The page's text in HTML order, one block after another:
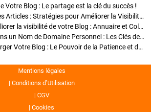
Votre Blog : Le partage est la clé du succès !
Optimisation SEO des Articles : Stratégies pour Améliorer la Visibilité de Votre Blog
Stratégies pour améliorer la visibilité de votre Blog : Annuaire et Collaborations
Pourquoi Investir dans un Nom de Domaine Personnel : Les Clés de la Réussite de Votre Blog
Comment Faire Émerger Votre Blog : Le Pouvoir de la Patience et de la Persévérance
Mentions légales
Conditions d’Utilisation
CGV
Cookies